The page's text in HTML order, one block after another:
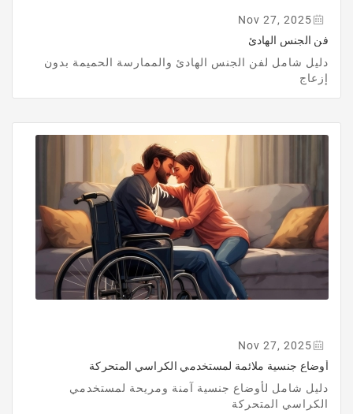
Nov 27, 2025
فن الجنس الهادئ
دليل شامل لفن الجنس الهادئ والممارسة الحميمة بدون
إزعاج
Nov 27, 2025
أوضاع جنسية ملائمة لمستخدمي الكراسي المتحركة
دليل شامل لأوضاع جنسية آمنة ومريحة لمستخدمي
الكراسي المتحركة